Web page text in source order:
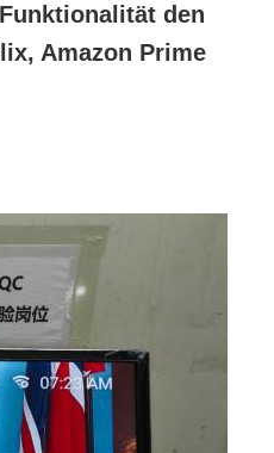
den
Amazon Prime